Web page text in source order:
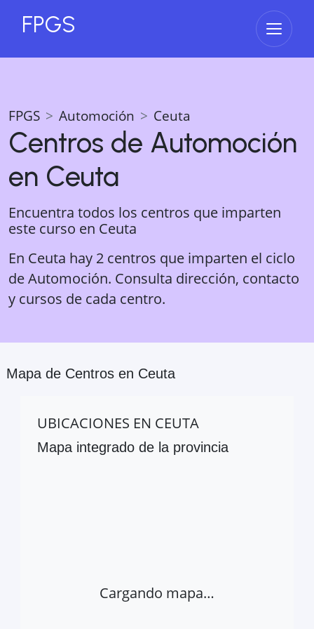
FPGS Abrir
FPGS Automoción Ceuta
Centros de Automoción
en Ceuta
Encuentra todos los centros que imparten
este curso en Ceuta
En Ceuta hay 2 centros que imparten el ciclo
de Automoción. Consulta dirección, contacto
y cursos de cada centro.
Mapa de Centros en Ceuta
UBICACIONES EN CEUTA
Mapa integrado de la provincia
Cargando mapa…